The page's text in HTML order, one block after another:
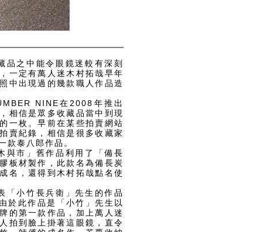
品之中能令眼鏡迷較有深刻
一定有萬人迷木村拓哉早年
中出現過的幾款職人作品造
NINE在2008年推出
相信是眾多收藏品當中到現
一枚。早前在某些拍賣網站
賣紀錄，相信是很多收藏家
款泰八郎作品。
與市」舊作品利用了「備長
板材製作，此款名為備長炭
名，還得到木村拓哉點名使
「小竹長兵衛」先生的作品
於此作品是「小竹」先生以
的第一款作品，加上萬人迷
拍到臉上掛著這眼鏡，直令